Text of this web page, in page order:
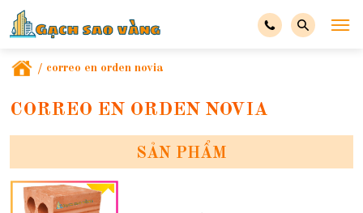
/ correo en orden novia
CORREO EN ORDEN NOVIA
SẢN PHẨM